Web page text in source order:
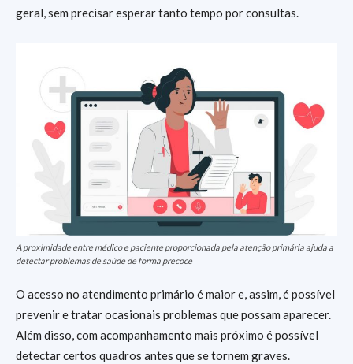
geral, sem precisar esperar tanto tempo por consultas.
A proximidade entre médico e paciente proporcionada pela atenção primária ajuda a
detectar problemas de saúde de forma precoce
O acesso no atendimento primário é maior e, assim, é possível
prevenir e tratar ocasionais problemas que possam aparecer.
Além disso, com acompanhamento mais próximo é possível
detectar certos quadros antes que se tornem graves.